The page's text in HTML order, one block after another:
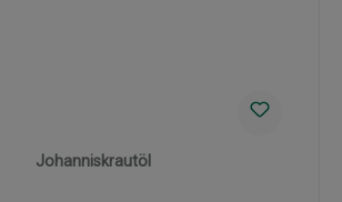
Johanniskrautöl